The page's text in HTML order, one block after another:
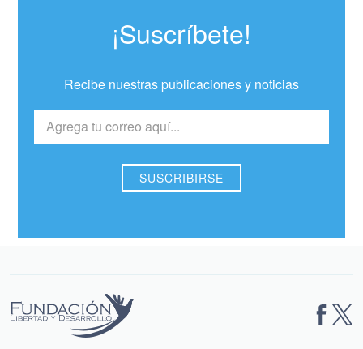
¡Suscríbete!
Recibe nuestras publicaciones y noticias